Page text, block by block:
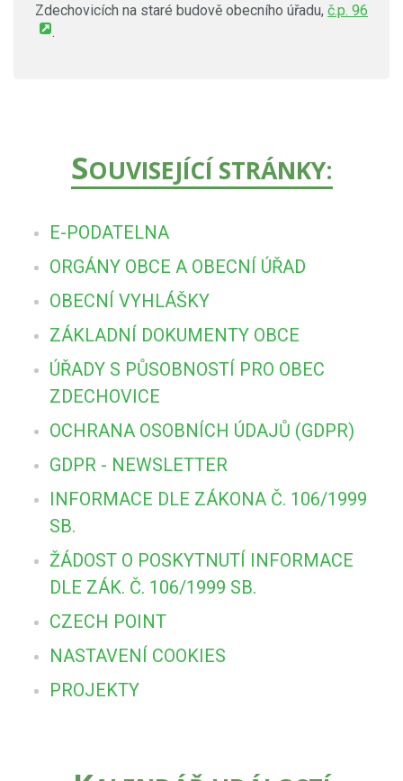
Zdechovicích na staré budově obecního úřadu, č.p. 96
.
SOUVISEJÍCÍ STRÁNKY:
E-PODATELNA
ORGÁNY OBCE A OBECNÍ ÚŘAD
OBECNÍ VYHLÁŠKY
ZÁKLADNÍ DOKUMENTY OBCE
ÚŘADY S PŮSOBNOSTÍ PRO OBEC
ZDECHOVICE
OCHRANA OSOBNÍCH ÚDAJŮ (GDPR)
GDPR - NEWSLETTER
INFORMACE DLE ZÁKONA Č. 106/1999
SB.
ŽÁDOST O POSKYTNUTÍ INFORMACE
DLE ZÁK. Č. 106/1999 SB.
CZECH POINT
NASTAVENÍ COOKIES
PROJEKTY